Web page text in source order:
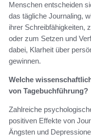
Menschen entscheiden
das tägliche Journaling,
ihrer Schreibfähigkeiten,
oder zum Setzen und
dabei, Klarheit über
gewinnen.
Welche
von Tagebuchführung?
Zahlreiche
positiven Effekte von
Ängsten und